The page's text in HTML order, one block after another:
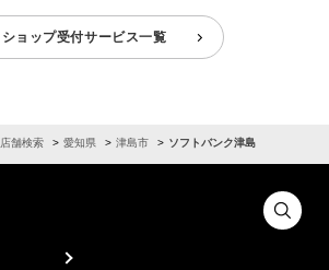
ショップ受付サービス一覧
店舗検索 愛知県 津島市 ソフトバンク津島